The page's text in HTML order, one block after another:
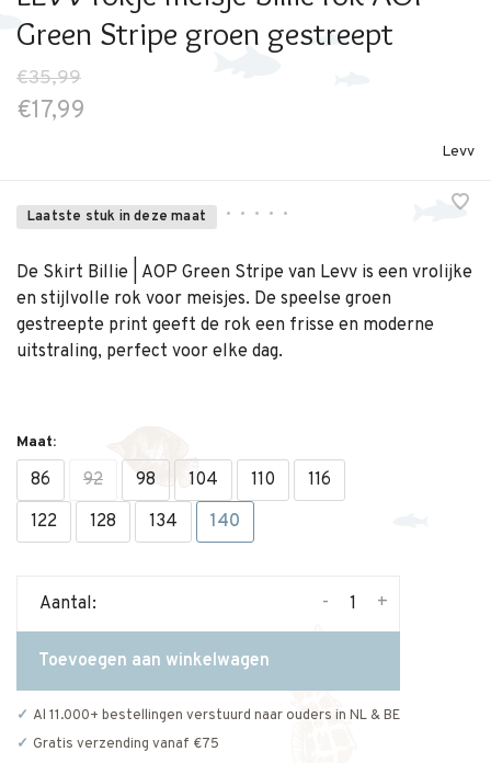
Green Stripe groen gestreept
€35,99
€17,99
Levv
Laatste stuk in deze maat • • • • •
De Skirt Billie | AOP Green Stripe van Levv is een vrolijke
en stijlvolle rok voor meisjes. De speelse groen
gestreepte print geeft de rok een frisse en moderne
uitstraling, perfect voor elke dag.
Maat:
86 92 98 104 110
116
122
128 134 140
Aantal: +
-
Toevoegen aan winkelwagen
Al 11.000+ bestellingen verstuurd naar ouders in NL & BE
Gratis verzending vanaf €75